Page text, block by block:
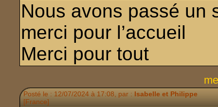
Nous avons passé un
merci pour l’accueil
Merci pour tout
Posté le : 12/07/2024 à 17:08, par : Isabelle et Philippe
[France]